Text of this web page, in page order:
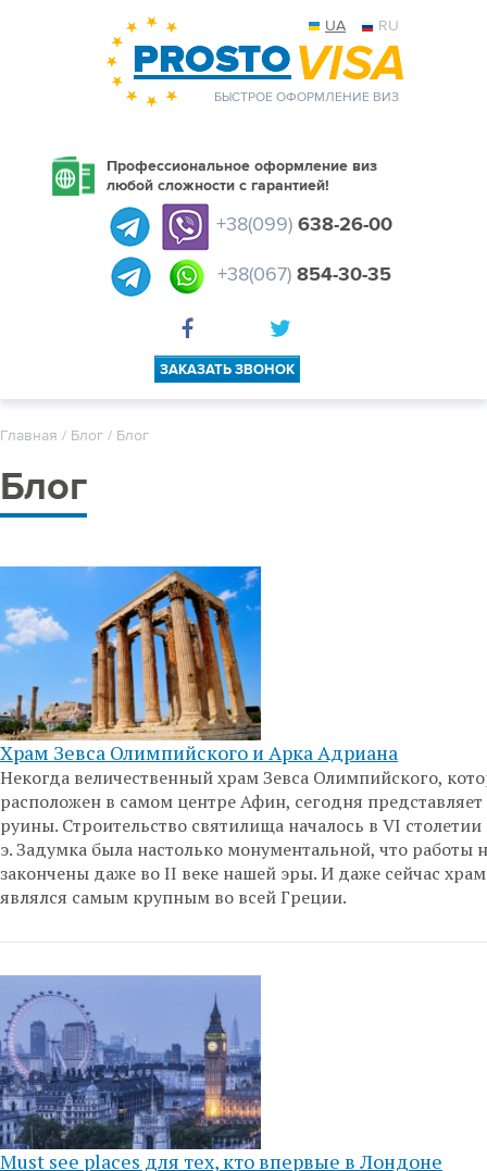
UA RU
БЫСТРОЕ ОФОРМЛЕНИЕ ВИЗ
Профессиональное оформление виз
любой сложности с гарантией!
+38(099) 638-26-00
+38(067) 854-30-35
ЗАКАЗАТЬ ЗВОНОК
Главная / Блог / Блог
Блог
Храм Зевса Олимпийского и Арка Адриана
Некогда величественный храм Зевса Олимпийского,
расположен в самом центре Афин, сегодня представляет
руины. Строительство святилища началось в VI
э. Задумка была настолько монументальной, что работы
закончены даже во II веке нашей эры. И даже сейчас храм
являлся самым крупным во всей Греции.
Must see places для тех, кто впервые в Лондоне